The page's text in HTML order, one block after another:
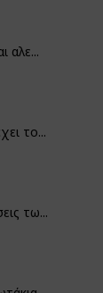
αλε...
το...
τω...